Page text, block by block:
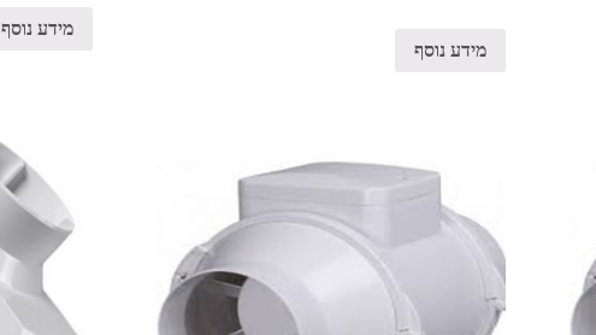
מידע נוסף
מידע נוסף